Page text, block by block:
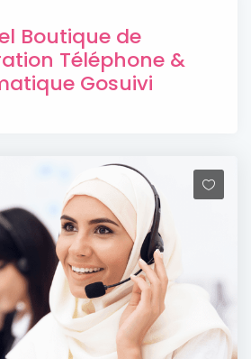
Boutique de
Téléphone &
Gosuivi